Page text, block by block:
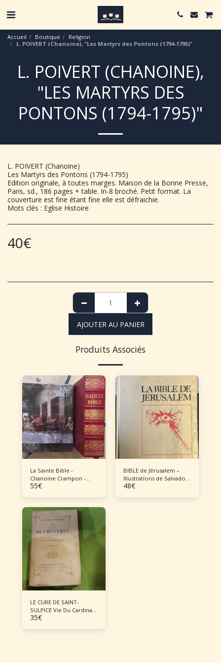
Accueil Boutique
Religion
L. POIVERT (Chanoine), "Les Martyrs des Pontons (1794-1795)"
L. POIVERT (CHANOINE),
"LES MARTYRS DES
PONTONS (1794-1795)"
L. POIVERT (Chanoine)
Les Martyrs des Pontons (1794-1795)
Edition originale, à toutes marges. Maison de la Bonne Presse,
Paris, sd., 186 pages + table. In-8 broché. Petit format. La
couverture est fine étant fine elle est défraichie.
Mots clés : Eglise Histoire
40€
AJOUTER AU PANIER
Produits Associés
La Sainte Bible -
Chanoine Crampon -
1969
55€
BIBLE de Jérusalem –
Illustrations de Salvador
DALI
48€
LE CURE DE SAINT-
SULPICE Vie Du Cardinal
De Cheverus ,
35€